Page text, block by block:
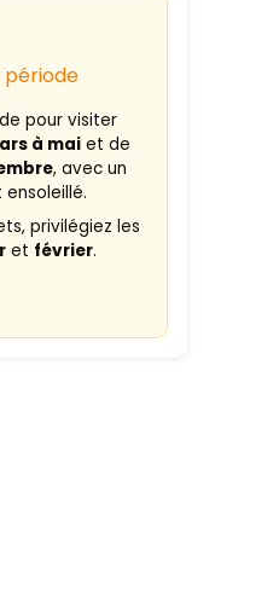
pour visiter
à mai et de
, avec un
privilégiez les
et février.